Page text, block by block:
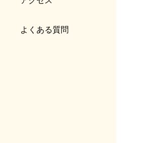
よくある質問